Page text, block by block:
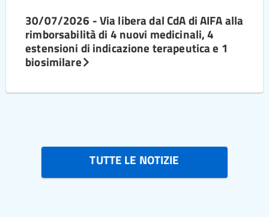
30/07/2026 - Via libera dal CdA di AIFA alla
rimborsabilità di 4 nuovi medicinali, 4
estensioni di indicazione terapeutica e 1
biosimilare
TUTTE LE NOTIZIE